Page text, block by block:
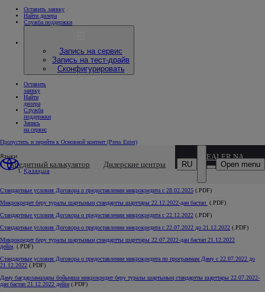
Оставить заявку
Найти дилера
Служба поддержки
Запись на сервис
Запись на тест-драйв
Сконфигурировать
Оставить
заявку
Найти
дилера
Служба
поддержки
Запись
на сервис
Пропустить и перейти к Основной контент(Press Enter)
Кредитный калькулятор Дилерские центры
DEALER NAME
RU
Языки
Қазақша
Open menu
АРХИВ ДОКУМЕНТОВ
Стандартные условия Договора о предоставлении микрокредита c 28.02.2025 (.PDF)
Микрокредит беру туралы шартының стандартты шарттары 22.12.2022-дан бастап (.PDF)
Стандартные условия Договора о предоставлении микрокредита c 22.12.2022 (.PDF)
Стандартные условия Договора о предоставлении микрокредита с 22.07.2022 до 21.12.2022 (.PDF)
Микрокредит беру туралы шартының стандартты шарттары 22.07.2022-дан бастап 21.12.2022
дейін . (.PDF)
Стандартные условия Договора о предоставлении микрокредита по программам Даму с 22.07.2022 до
21.12.2022 (.PDF)
Даму бағдарламалары бойынша микрокредит беру туралы шартының стандартты шарттары 22.07.2022-
дан бастап 21.12.2022 дейін (.PDF)